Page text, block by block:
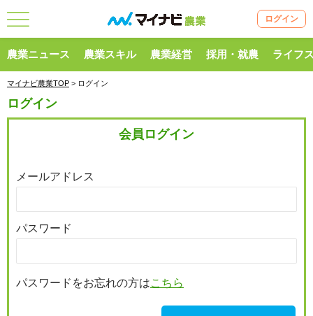
ログイン
農業ニュース 農業スキル 農業経営 採用・就農 ライフ
マイナビ農業TOP > ログイン
ログイン
会員ログイン
メールアドレス
パスワード
パスワードをお忘れの方はこちら